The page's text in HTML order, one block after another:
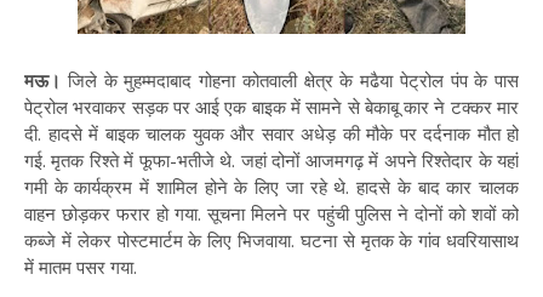
मऊ। जिले के मुहम्मदाबाद गोहना कोतवाली क्षेत्र के मढैया पेट्रोल पंप के पास
पेट्रोल भरवाकर सड़क पर आई एक बाइक में सामने से बेकाबू कार ने टक्कर मार
दी. हादसे में बाइक चालक युवक और सवार अधेड़ की मौके पर दर्दनाक मौत हो
गई. मृतक रिश्ते में फूफा-भतीजे थे. जहां दोनों आजमगढ़ में अपने रिश्तेदार के यहां
गमी के कार्यक्रम में शामिल होने के लिए जा रहे थे. हादसे के बाद कार चालक
वाहन छोड़कर फरार हो गया. सूचना मिलने पर पहुंची पुलिस ने दोनों को शवों को
कब्जे में लेकर पोस्टमार्टम के लिए भिजवाया. घटना से मृतक के गांव धवरियासाथ
में मातम पसर गया.